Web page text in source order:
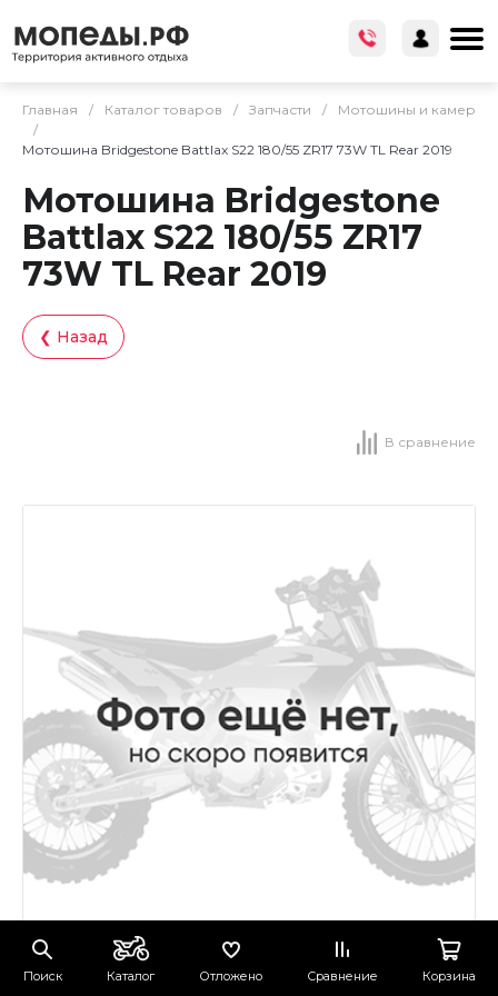
Поиск Каталог Отложено Сравнение Корзина
Главная / Каталог товаров / Запчасти /
Мотошины и камер
/
Мотошина Bridgestone Battlax S22 180/55 ZR17 73W TL Rear 2019
Мотошина Bridgestone
Battlax S22 180/55 ZR17
73W TL Rear 2019
❮ Назад
В сравнение